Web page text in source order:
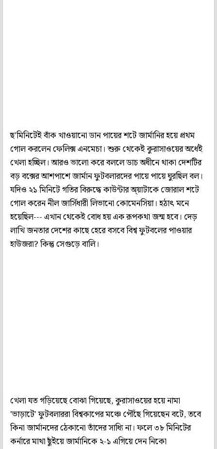
ছ'মিনিটেই বাঁক খাওয়ানো ডান পায়ের শটে জার্মানির হয়ে প্রথম
গোল করলেন ফেলিক্স এনমেচা। শুরু থেকেই কুরাসাওয়ের অর্ধেই
খেলা হচ্ছিল। আরও ভালো করে বললে ডাচ অধীনে থাকা দেশটির
বড় বক্সের আশপাশে জার্মান ফুটবলারদের পায়ে পায়ে ঘুরছিল বল।
যদিও ২১ মিনিটে গতির বিরুদ্ধে কাউন্টার অ্য়াটাকে জোরাল শটে
গোল করেন নীল জার্সিধারী লিভানো কোমেনসিয়া। হঠাৎ মনে
হয়েছিল--- এখান থেকেই বোধ হয় এক রূপকথা জন্ম হবে। দেড়
লাখি জনতার দেশের কাছে হেরে বসবে বিশ্ব ফুটবলের পাওয়ার
হাউজরা? কিন্তু সেগুড়ে বালি।
খেলা যত গড়িয়েছে বোঝা গিয়েছে, কুরাসাওয়ের হয়ে নামা
'ভাড়াটে' ফুটবলাররা বিশ্বকাপের মঞ্চে পৌঁছে গিয়েছেন বটে, তবে
কিনা জার্মানদের ঠেকানো তাঁদের সাধ্যি না। ফলে ৩৮ মিনিটের
কর্নারে মাথা ছুঁইয়ে জার্মানিকে ২-১ এগিয়ে দেন নিকো